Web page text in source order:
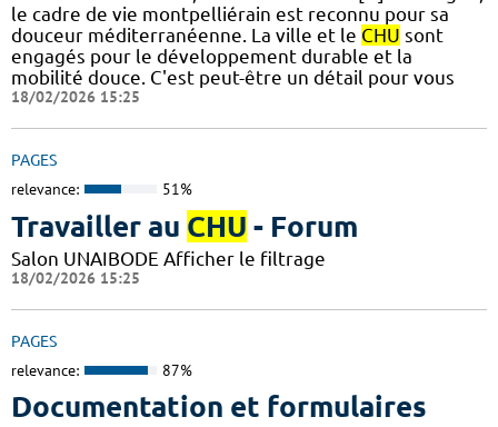
le cadre de vie montpelliérain est reconnu pour sa
douceur méditerranéenne. La ville et le CHU sont
engagés pour le développement durable et la
mobilité douce. C'est peut-être un détail pour vous
18/02/2026 15:25
PAGES
relevance: 51%
Travailler au CHU - Forum
Salon UNAIBODE Afficher le filtrage
18/02/2026 15:25
PAGES
relevance: 87%
Documentation et formulaires